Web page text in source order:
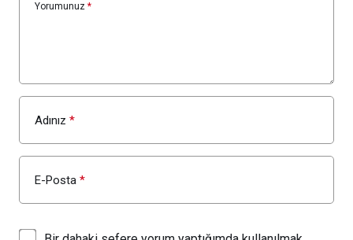
Yorumunuz *
Adınız *
E-Posta *